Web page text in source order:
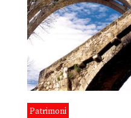
Patrimoni